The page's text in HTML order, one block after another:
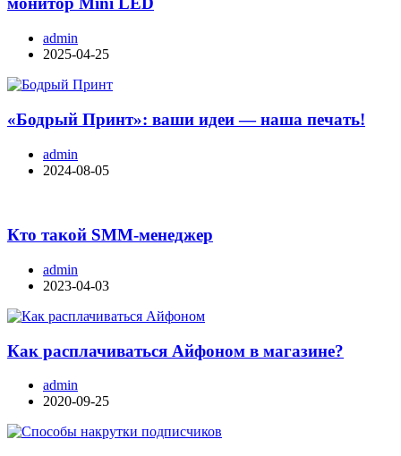
admin
2025-04-25
«Бодрый Принт»: ваши идеи — наша печать!
admin
2024-08-05
Кто такой SMM-менеджер
admin
2023-04-03
Как расплачиваться Айфоном в магазине?
admin
2020-09-25